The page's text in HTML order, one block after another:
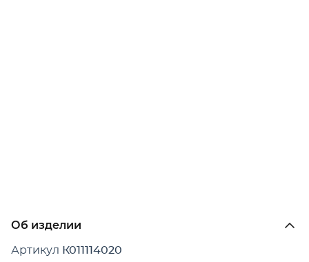
Об изделии
Артикул К011114020